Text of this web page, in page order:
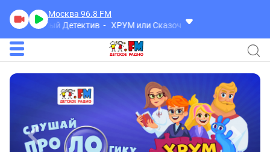
Москва 96.8 FM
Детектив
ХРУМ или Сказочный Детектив